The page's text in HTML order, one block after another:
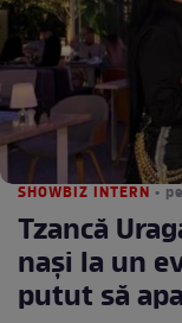
SHOWBIZ INTERN •
Tzancă
nași la un
putut să